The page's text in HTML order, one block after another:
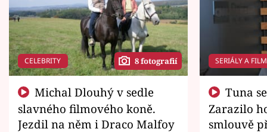
CELEBRITY 8 fotografií
slavného filmového koně.
Jezdil na něm i Draco Malfoy
SERIÁLY A
Zarazilo
smlouvě